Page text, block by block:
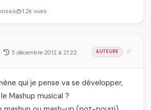
1.2k vues
5 décembre 2012 à 21:22 AUTEURE
qui je pense va se développer,
Mashup musical ?